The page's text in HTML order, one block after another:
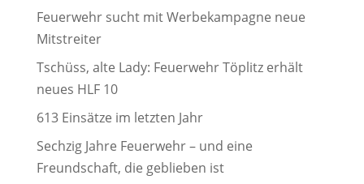
Feuerwehr sucht mit Werbekampagne neue
Mitstreiter
Tschüss, alte Lady: Feuerwehr Töplitz erhält
neues HLF 10
613 Einsätze im letzten Jahr
Sechzig Jahre Feuerwehr – und eine
Freundschaft, die geblieben ist